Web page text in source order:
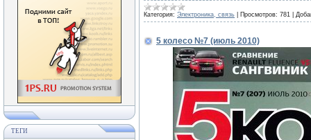
ТЕГИ
Категория: Электроника, связь Просмотров: 781
5 колесо №7 (июль 2010)